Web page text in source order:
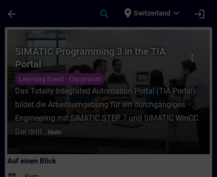
arrow_back search place Switzerland expand_more login
Kurs - SIMATIC Programming 3 in the
more_vert
SIMATIC Programming 3 in the TIA
Portal
Learning Event - Classroom
Das Totally Integrated Automation Portal (TIA Portal)
bildet die Arbeitsumgebung für ein durchgängiges
Engineering mit SIMATIC STEP 7 und SIMATIC WinCC.
Der dritt... Mehr
Auf einen Blick